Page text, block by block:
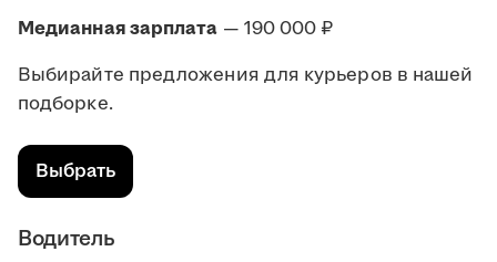
Медианная зарплата — 190 000 ₽
Выбирайте предложения для курьеров в нашей
подборке.
Выбрать
Водитель